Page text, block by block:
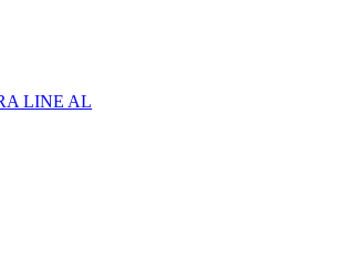
LINE AL